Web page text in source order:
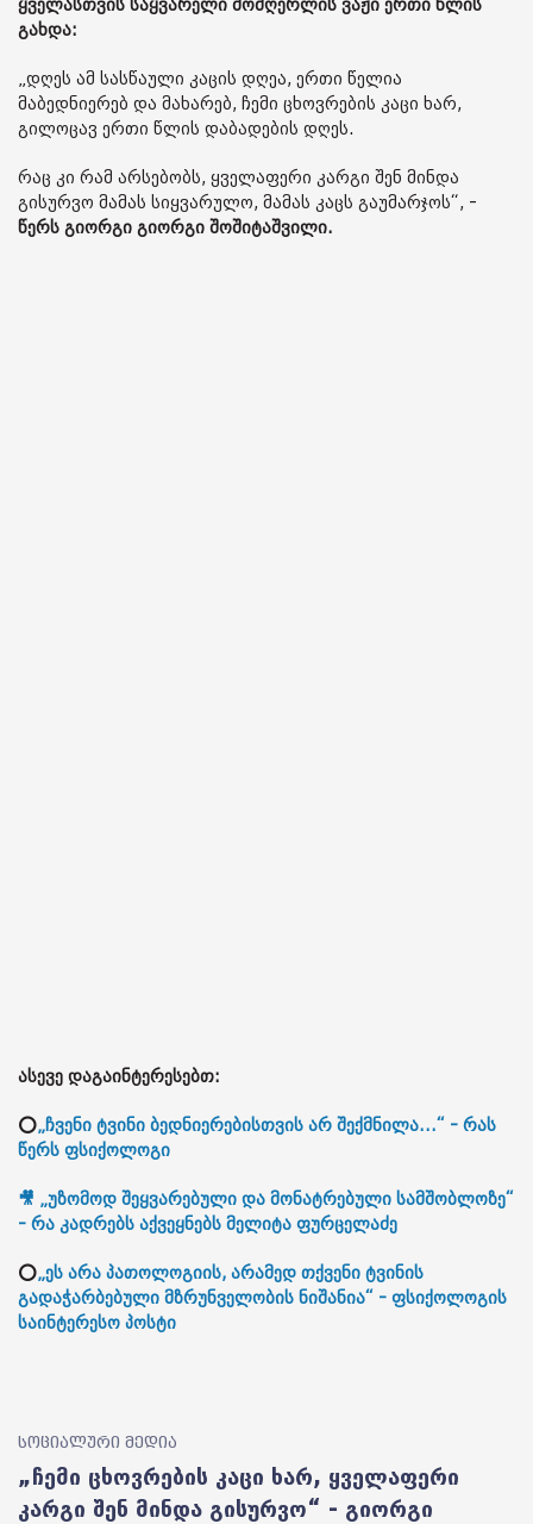
ყველასთვის საყვარელი მომღერლის ვაჟი ერთი წლის
გახდა:
„დღეს ამ სასწაული კაცის დღეა, ერთი წელია
მაბედნიერებ და მახარებ, ჩემი ცხოვრების კაცი ხარ,
გილოცავ ერთი წლის დაბადების დღეს.
რაც კი რამ არსებობს, ყველაფერი კარგი შენ მინდა
გისურვო მამას სიყვარულო, მამას კაცს გაუმარჯოს“, -
წერს გიორგი გიორგი შოშიტაშვილი.
ასევე დაგაინტერესებთ:
⭕„ჩვენი ტვინი ბედნიერებისთვის არ შექმნილა...“ - რას
წერს ფსიქოლოგი
🎥 „უზომოდ შეყვარებული და მონატრებული სამშობლოზე“
- რა კადრებს აქვეყნებს მელიტა ფურცელაძე
⭕„ეს არა პათოლოგიის, არამედ თქვენი ტვინის
გადაჭარბებული მზრუნველობის ნიშანია“ - ფსიქოლოგის
საინტერესო პოსტი
სოციალური მედია
„ჩემი ცხოვრების კაცი ხარ, ყველაფერი
კარგი შენ მინდა გისურვო“ - გიორგი